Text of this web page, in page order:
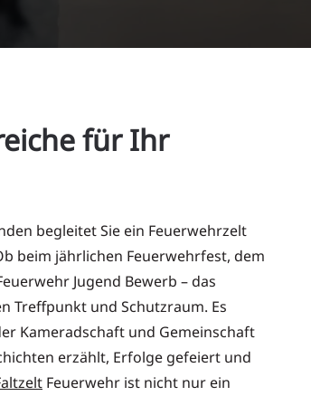
für Ihr
begleitet Sie ein Feuerwehrzelt
beim jährlichen Feuerwehrfest, dem
Jugend Bewerb – das
Treffpunkt und Schutzraum. Es
Kameradschaft und Gemeinschaft
erzählt, Erfolge gefeiert und
Feuerwehr ist nicht nur ein